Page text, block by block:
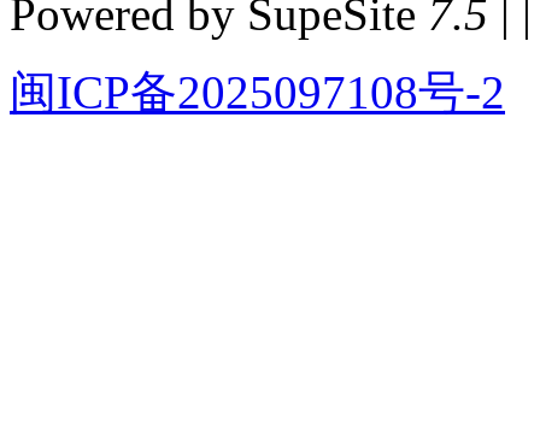
Powered by SupeSite 7.5 | |
闽ICP备2025097108号-2